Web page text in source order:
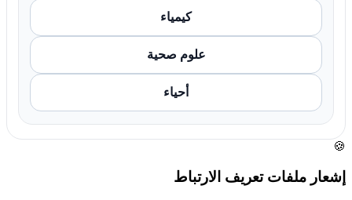
كيمياء
علوم صحية
أحياء
🍪
إشعار ملفات تعريف الارتباط